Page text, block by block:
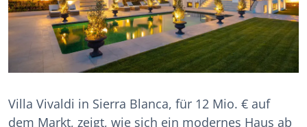
Villa Vivaldi in Sierra Blanca, für 12 Mio. € auf
dem Markt, zeigt, wie sich ein modernes Haus ab